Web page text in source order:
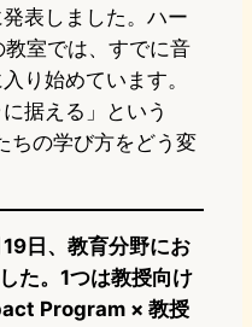
表しました。ハー
室では、すでに音
り始めています。
据える」という
ちの学び方をどう変
日、教育分野にお
た。1つは教授向け
Program × 教授